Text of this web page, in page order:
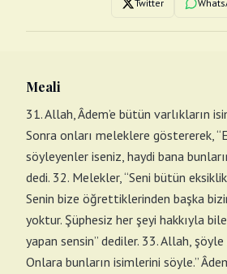
Twitter
Meali
31. Allah, Âdem’e bütün varlıkların
Sonra onları meleklere göstererek,
söyleyenler iseniz, haydi bana
dedi. 32. Melekler, “Seni bütün
Senin bize öğrettiklerinden başka
yoktur. Şüphesiz her şeyi hakkıyla
yapan sensin” dediler. 33. Allah, şöyle
Onlara bunların isimlerini söyle.”